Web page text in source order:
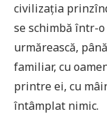
civilizația
se schimbă într-
urmărească,
familiar, cu
printre ei, cu
întâmplat nimic.